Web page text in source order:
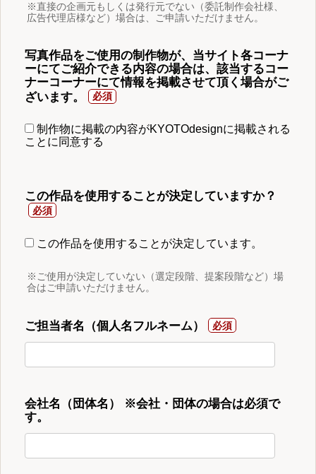
※直接の企画元もしくは発行元でない（委託制作会社様、
広告代理店様など）場合は、ご申請いただけません。
写真作品をご使用の制作物が、当サイト各コーナ
ーにてご紹介できる内容の場合は、該当するコー
ナーコーナーにて情報を掲載させて頂く場合がご
ざいます。
制作物に掲載の内容がKYOTOdesignに掲載される
ことに同意する
この作品を使用することが決定していますか？
この作品を使用することが決定しています。
※ご使用が決定していない（選定段階、提案段階など）場
合はご申請いただけません。
ご担当者名（個人名フルネーム）
会社名（団体名） ※会社・団体の場合は必須で
す。